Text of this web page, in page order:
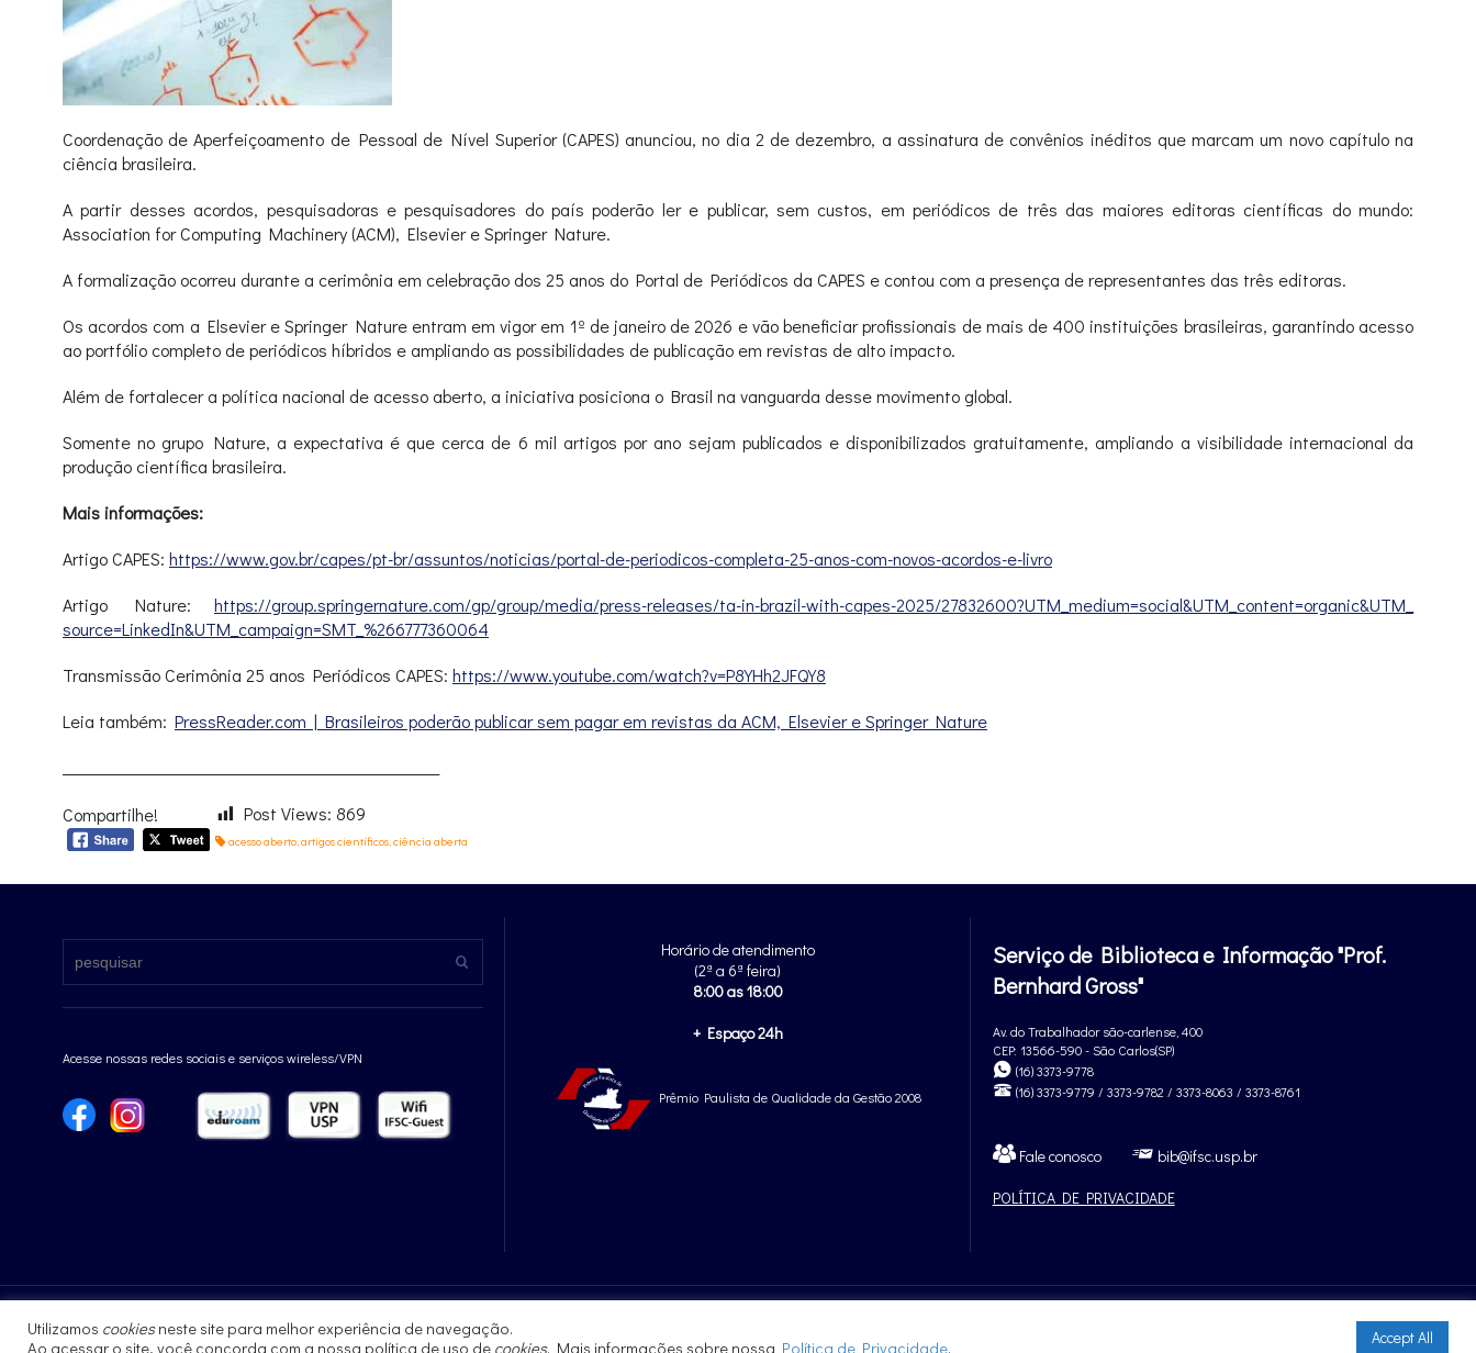
Coordenação de Aperfeiçoamento de Pessoal de Nível Superior (CAPES) anunciou, no dia 2 de dezembro, a assinatura de convênios inéditos que marcam um novo capítulo na
ciência brasileira.
A partir desses acordos, pesquisadoras e pesquisadores do país poderão ler e publicar, sem custos, em periódicos de três das maiores editoras científicas do mundo:
Association for Computing Machinery (ACM), Elsevier e Springer Nature.
A formalização ocorreu durante a cerimônia em celebração dos 25 anos do Portal de Periódicos da CAPES e contou com a presença de representantes das três editoras.
Os acordos com a Elsevier e Springer Nature entram em vigor em 1º de janeiro de 2026 e vão beneficiar profissionais de mais de 400 instituições brasileiras, garantindo acesso
ao portfólio completo de periódicos híbridos e ampliando as possibilidades de publicação em revistas de alto impacto.
Além de fortalecer a política nacional de acesso aberto, a iniciativa posiciona o Brasil na vanguarda desse movimento global.
Somente no grupo Nature, a expectativa é que cerca de 6 mil artigos por ano sejam publicados e disponibilizados gratuitamente, ampliando a visibilidade internacional da
produção científica brasileira.
Mais informações:
Artigo CAPES: https://www.gov.br/capes/pt-br/assuntos/noticias/portal-de-periodicos-completa-25-anos-com-novos-acordos-e-livro
Artigo Nature: https://group.springernature.com/gp/group/media/press-releases/ta-in-brazil-with-capes-2025/27832600?UTM_medium=social&UTM_content=organic&UTM_
source=LinkedIn&UTM_campaign=SMT_%266777360064
Transmissão Cerimônia 25 anos Periódicos CAPES: https://www.youtube.com/watch?v=P8YHh2JFQY8
Leia também: PressReader.com | Bra­si­lei­ros pode­rão publi­car sem pagar em revis­tas da ACM, Else­vier e Sprin­ger Nature
Compartilhe! Post Views: 869
acesso aberto,artigos científicos,ciência aberta
Acesse nossas redes sociais e serviços wireless/VPN
Horário de atendimento
(2ª a 6ª feira)
8:00 as 18:00
+ Espaço 24h
Prêmio Paulista de Qualidade da Gestão 2008
Serviço de Biblioteca e Informação "Prof.
Bernhard Gross"
Av. do Trabalhador são-carlense, 400
CEP: 13566-590 - São Carlos(SP)
(16) 3373-9778
(16) 3373-9779 / 3373-9782 / 3373-8063 / 3373-8761
Fale conosco
bib@ifsc.usp.br
POLÍTICA DE PRIVACIDADE
© 2019 - Instituto de Física de São Carlos
Utilizamos cookiesneste site para melhor experiência de navegação.
Ao acessar o site, você concorda com a nossa política de uso de cookies. Mais informações sobre nossa Política de Privacidade. Accept All